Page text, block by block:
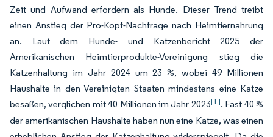
Zeit und Aufwand erfordern als Hunde. Dieser Trend treibt
einen Anstieg der Pro-Kopf-Nachfrage nach Heimtiernahrung
an. Laut dem Hunde- und Katzenbericht 2025 der
Amerikanischen Heimtierprodukte-Vereinigung stieg die
Katzenhaltung im Jahr 2024 um 23 %, wobei 49 Millionen
Haushalte in den Vereinigten Staaten mindestens eine Katze
besaßen, verglichen mit 40 Millionen im Jahr 2023[1]. Fast 40 %
der amerikanischen Haushalte haben nun eine Katze, was einen